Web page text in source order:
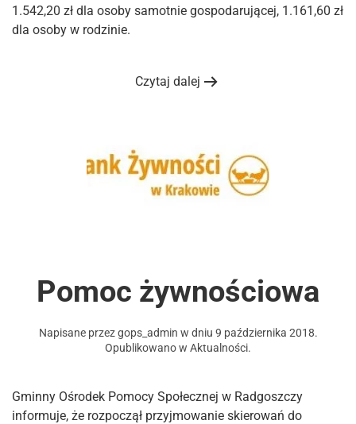
1.542,20 zł dla osoby samotnie gospodarującej, 1.161,60 zł
dla osoby w rodzinie.
Czytaj dalej
Pomoc żywnościowa
Napisane przezgops_admin w dniu 9 października 2018.
Opublikowano w Aktualności.
Gminny Ośrodek Pomocy Społecznej w Radgoszczy
informuje, że rozpoczął przyjmowanie skierowań do